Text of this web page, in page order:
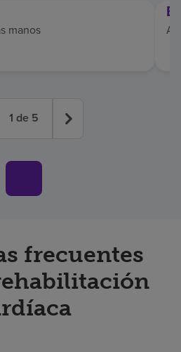
manos
1 de 5
frecuentes